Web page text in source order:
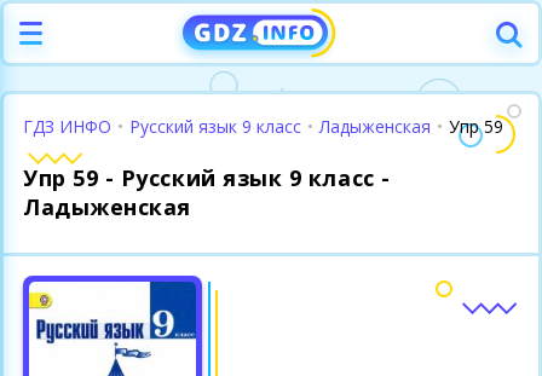
ГДЗ ИНФО • Русский язык 9 класс • Ладыженская • Упр 59
Упр 59 - Русский язык 9 класс -
Ладыженская